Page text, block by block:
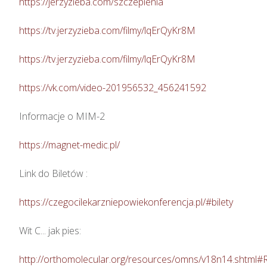
https://tv.jerzyzieba.com/filmy/lqErQyKr8M
https://tv.jerzyzieba.com/filmy/lqErQyKr8M
https://vk.com/video-201956532_456241592
Informacje o MIM-2
https://magnet-medic.pl/
Link do Biletów :
https://czegocilekarzniepowiekonferencja.pl/#bilety
Wit C... jak pies:
http://orthomolecular.org/resources/omns/